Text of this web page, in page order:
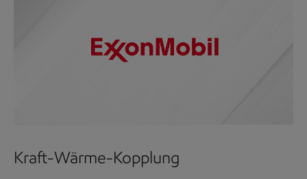
Kraft-Wärme-Kopplung